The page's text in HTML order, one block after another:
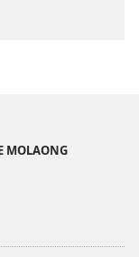
Batho
Mamello?
MOLAONG